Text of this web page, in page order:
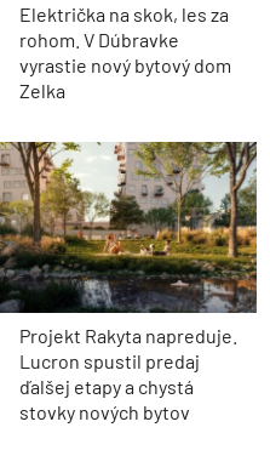
Električka na skok, les za
rohom. V Dúbravke
vyrastie nový bytový dom
Zelka
Projekt Rakyta napreduje.
Lucron spustil predaj
ďalšej etapy a chystá
stovky nových bytov